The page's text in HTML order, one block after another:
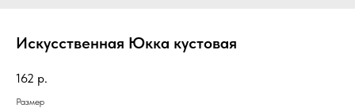
Искусственная Юкка кустовая
162 р.
Размер